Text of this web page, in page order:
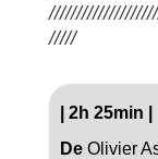
/////
2h 25min
De Olivier